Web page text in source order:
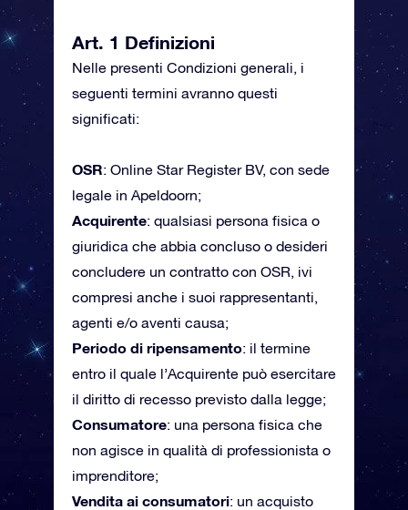
Art. 1 Definizioni
Nelle presenti Condizioni generali, i
seguenti termini avranno questi
significati:
OSR: Online Star Register BV, con sede
legale in Apeldoorn;
Acquirente: qualsiasi persona fisica o
giuridica che abbia concluso o desideri
concludere un contratto con OSR, ivi
compresi anche i suoi rappresentanti,
agenti e/o aventi causa;
Periodo di ripensamento: il termine
entro il quale l’Acquirente può esercitare
il diritto di recesso previsto dalla legge;
Consumatore: una persona fisica che
non agisce in qualità di professionista o
imprenditore;
Vendita ai consumatori: un acquisto